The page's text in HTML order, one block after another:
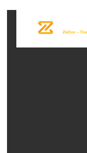
ả
n